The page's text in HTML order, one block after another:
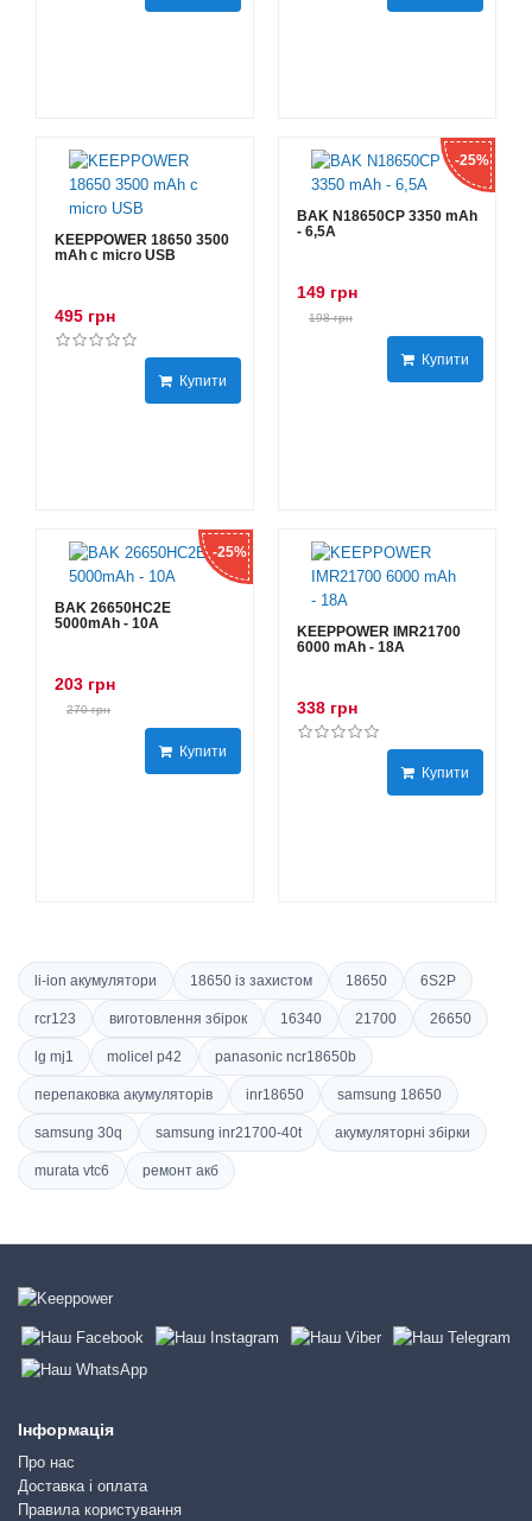
KEEPPOWER 18650 3500
mAh с micro USB
495 грн
Купити
-25%
BAK N18650CP 3350 mAh
- 6,5А
149 грн
198 грн
Купити
-25%
BAK 26650HC2E
5000mAh - 10А
203 грн
270 грн
Купити
KEEPPOWER IMR21700
6000 mAh - 18А
338 грн
Купити
li-ion акумулятори 18650 із захистом 18650 6S2P
rcr123 виготовлення збірок 16340 21700 26650
lg mj1 molicel p42 panasonic ncr18650b
перепаковка акумуляторів inr18650 samsung 18650
samsung 30q samsung inr21700-40t акумуляторні збірки
murata vtc6 ремонт акб
Інформація
Про нас
Доставка і оплата
Правила користування